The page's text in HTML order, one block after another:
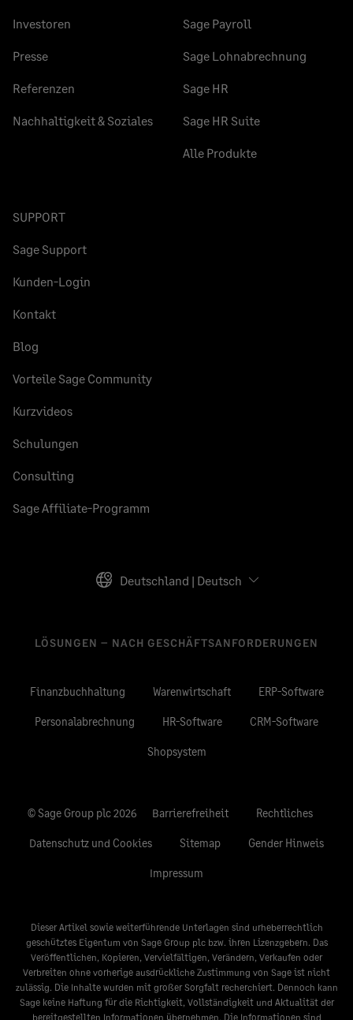
Investoren
Presse
Referenzen
Nachhaltigkeit & Soziales
Sage Payroll
Sage Lohnabrechnung
Sage HR
Sage HR Suite
Alle Produkte
SUPPORT
Sage Support
Kunden-Login
Kontakt
Blog
Vorteile Sage Community
Kurzvideos
Schulungen
Consulting
Sage Affiliate-Programm
Deutschland | Deutsch
LÖSUNGEN – NACH GESCHÄFTSANFORDERUNGEN
Finanzbuchhaltung Warenwirtschaft ERP-Software
Personalabrechnung HR-Software CRM-Software
Shopsystem
© Sage Group plc 2026 Barrierefreiheit Rechtliches
Datenschutz und Cookies Sitemap Gender Hinweis
Impressum
Dieser Artikel sowie weiterführende Unterlagen sind urheberrechtlich
geschütztes Eigentum von Sage Group plc bzw. ihren Lizenzgebern. Das
Veröffentlichen, Kopieren, Vervielfältigen, Verändern, Verkaufen oder
Verbreiten ohne vorherige ausdrückliche Zustimmung von Sage ist nicht
zulässig. Die Inhalte wurden mit großer Sorgfalt recherchiert. Dennoch kann
Sage keine Haftung für die Richtigkeit, Vollständigkeit und Aktualität der
bereitgestellten Informationen übernehmen. Die Informationen sind